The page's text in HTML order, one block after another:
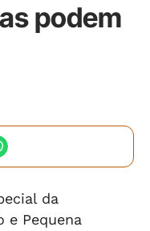
podem
da
e Pequena